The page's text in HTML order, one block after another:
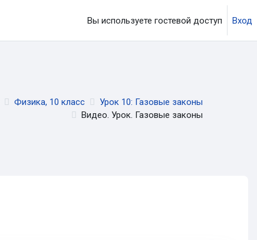
Вы используете гостевой доступ Вход
Физика, 10 класс
Урок 10: Газовые законы
Видео. Урок. Газовые законы